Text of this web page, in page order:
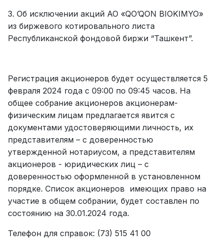
3. Об исключении акций АО «QO’QON BIOKIMYO»
из биржевого котировального листа
Республиканской фондовой биржи “Ташкент”.
Регистрация акционеров будет осуществляется 5
февраля 2024 года с 09:00 по 09:45 часов. На
общее собрание акционеров акционерам-
физическим лицам предлагается явится с
документами удостоверяющими личность, их
представителям – с доверенностью
утвержденной нотариусом, а представителям
акционеров - юридических лиц – с
доверенностью оформленной в установленном
порядке. Список акционеров имеющих право на
участие в общем собрании, будет составлен по
состоянию на 30.01.2024 года.
Телефон для справок: (73) 515 41 00